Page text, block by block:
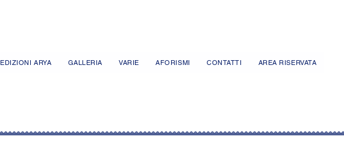
EDIZIONI ARYA GALLERIA VARIE AFORISMI CONTATTI AREA RISERVATA